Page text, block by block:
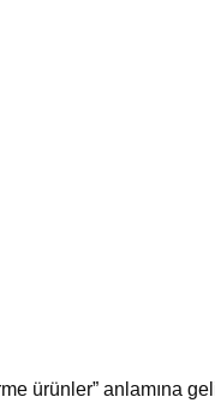
ürünler” anlamına